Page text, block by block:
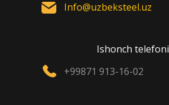
Info@uzbeksteel.uz
Ishonch telefoni
+99871 913-16-02